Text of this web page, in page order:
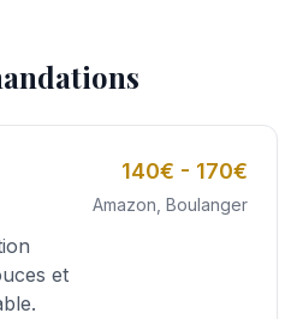
et
140€ - 170€
Amazon, Boulanger